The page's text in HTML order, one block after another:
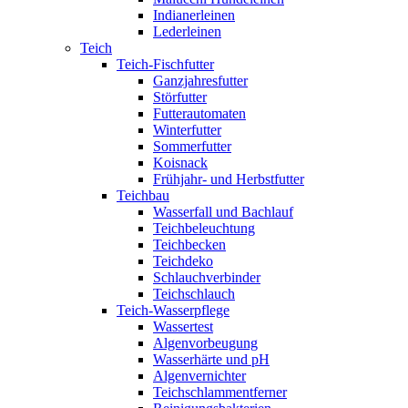
Indianerleinen
Lederleinen
Teich
Teich-Fischfutter
Ganzjahresfutter
Störfutter
Futterautomaten
Winterfutter
Sommerfutter
Koisnack
Frühjahr- und Herbstfutter
Teichbau
Wasserfall und Bachlauf
Teichbeleuchtung
Teichbecken
Teichdeko
Schlauchverbinder
Teichschlauch
Teich-Wasserpflege
Wassertest
Algenvorbeugung
Wasserhärte und pH
Algenvernichter
Teichschlammentferner